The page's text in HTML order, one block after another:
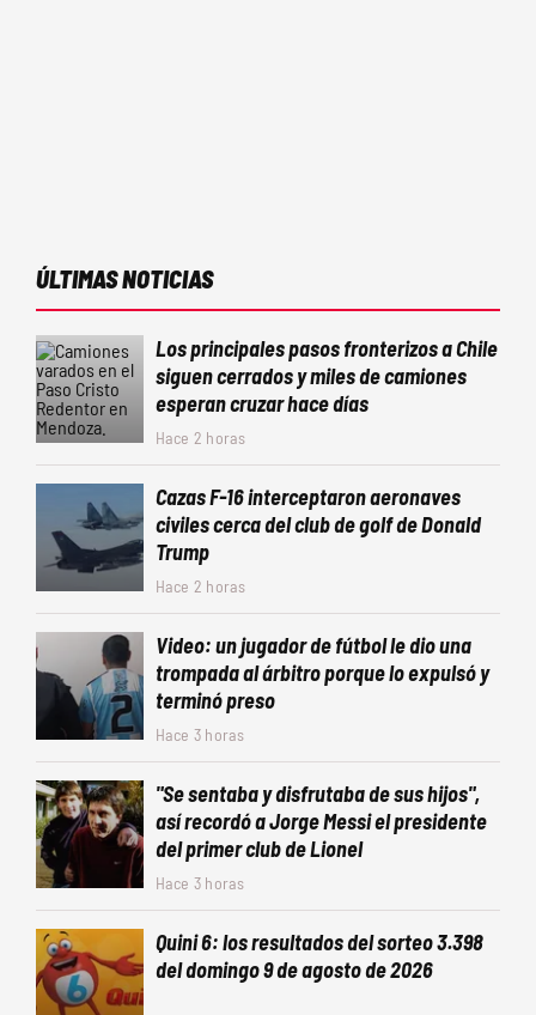
ÚLTIMAS NOTICIAS
Los principales pasos fronterizos a Chile
siguen cerrados y miles de camiones
esperan cruzar hace días
Hace 2 horas
Cazas F-16 interceptaron aeronaves
civiles cerca del club de golf de Donald
Trump
Hace 2 horas
Video: un jugador de fútbol le dio una
trompada al árbitro porque lo expulsó y
terminó preso
Hace 3 horas
"Se sentaba y disfrutaba de sus hijos",
así recordó a Jorge Messi el presidente
del primer club de Lionel
Hace 3 horas
Quini 6: los resultados del sorteo 3.398
del domingo 9 de agosto de 2026